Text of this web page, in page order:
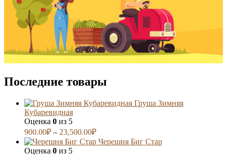
Последние товары
Груша Зимняя
Кубаревидная
Оценка 0 из 5
900.00₽ – 23,500.00₽
Черешня Биг Стар
Оценка 0 из 5